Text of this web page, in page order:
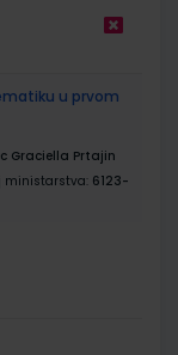
u prvom
Graciella Prtajin
ministarstva: 6123-